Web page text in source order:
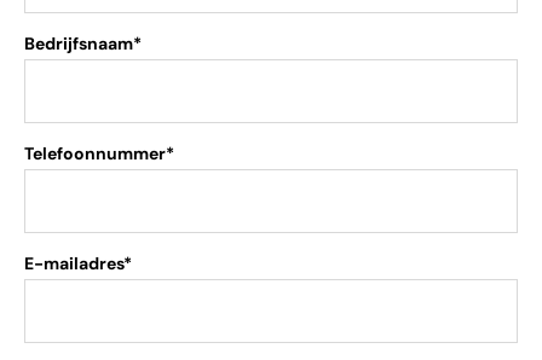
Bedrijfsnaam*
Telefoonnummer*
E-mailadres*